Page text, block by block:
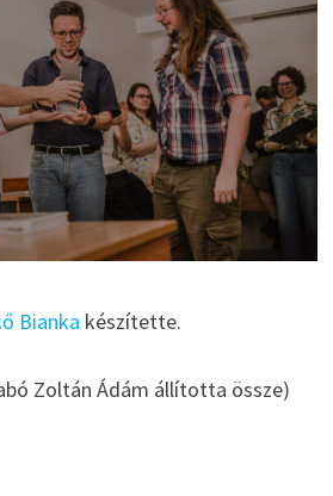
Bianka készítette.
Zoltán Ádám állította össze)